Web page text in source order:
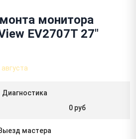
монитора
EV2707T 27"
августа
Диагностика
0 руб
мастера